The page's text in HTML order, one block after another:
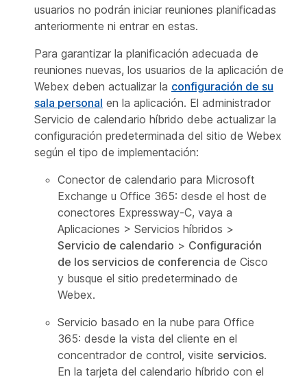
usuarios no podrán iniciar reuniones planificadas
anteriormente ni entrar en estas.
Para garantizar la planificación adecuada de
reuniones nuevas, los usuarios de la aplicación de
Webex deben actualizar la configuración de su
sala personal en la aplicación. El administrador
Servicio de calendario híbrido debe actualizar la
configuración predeterminada del sitio de Webex
según el tipo de implementación:
Conector de calendario para Microsoft
Exchange u Office 365: desde el host de
conectores Expressway-C, vaya a
Aplicaciones > Servicios híbridos >
Servicio de calendario > Configuración
de los servicios de conferencia de Cisco
y busque el sitio predeterminado de
Webex.
Servicio basado en la nube para Office
365: desde la vista del cliente en el
concentrador de control, visite servicios.
En la tarjeta del calendario híbrido con el